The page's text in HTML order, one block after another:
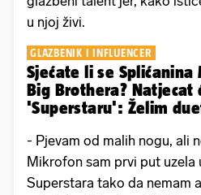
u njoj živi.
GLAZBENIK I INFLUENCER
Sjećate li se Splićanina
Big Brothera? Natjecat
'Superstaru': Želim
- Pjevam od malih nogu, ali
Mikrofon sam prvi put uzela
Superstara tako da nemam